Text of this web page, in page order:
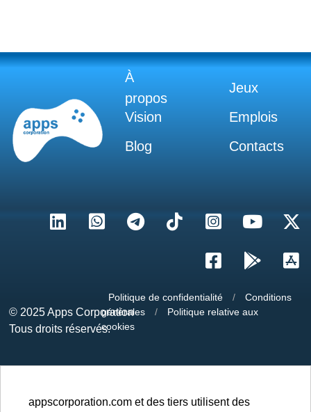
À
propos
Jeux
Vision
Emplois
Blog
Contacts
© 2025Apps Corporation
Tous droits réservés.
Politique de confidentialité /
Conditions
générales
/
Politique relative aux
cookies
appscorporation.com et des tiers utilisent des